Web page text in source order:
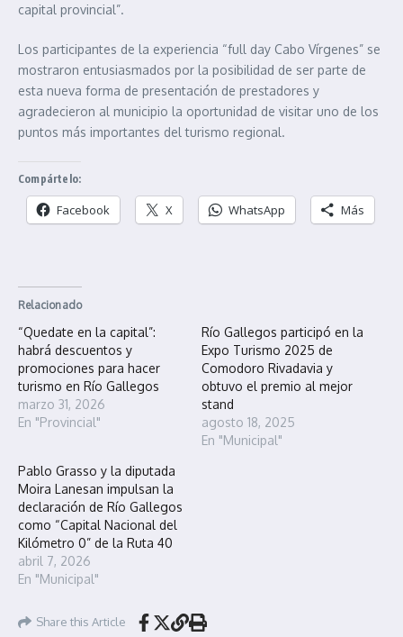
capital provincial”.
Los participantes de la experiencia “full day Cabo Vírgenes” se
mostraron entusiasmados por la posibilidad de ser parte de
esta nueva forma de presentación de prestadores y
agradecieron al municipio la oportunidad de visitar uno de los
puntos más importantes del turismo regional.
Compártelo:
Facebook X WhatsApp Más
Relacionado
“Quedate en la capital”:
habrá descuentos y
promociones para hacer
turismo en Río Gallegos
marzo 31, 2026
En "Provincial"
Río Gallegos participó en la
Expo Turismo 2025 de
Comodoro Rivadavia y
obtuvo el premio al mejor
stand
agosto 18, 2025
En "Municipal"
Pablo Grasso y la diputada
Moira Lanesan impulsan la
declaración de Río Gallegos
como “Capital Nacional del
Kilómetro 0” de la Ruta 40
abril 7, 2026
En "Municipal"
Share this Article